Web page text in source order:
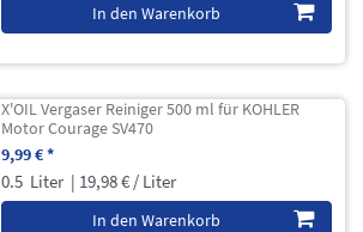
In den Warenkorb
X'OIL Vergaser Reiniger 500 ml für KOHLER
Motor Courage SV470
9,99 € *
0.5 Liter | 19,98 € / Liter
In den Warenkorb